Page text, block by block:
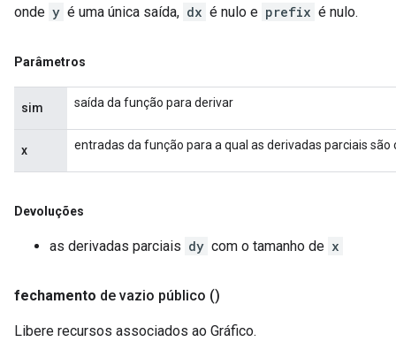
onde y é uma única saída, dx é nulo e prefix é nulo.
Parâmetros
sim saída da função para derivar
x entradas da função para a qual as derivadas parciais são
Devoluções
as derivadas parciais dy com o tamanho de x
fechamento de vazio público ()
Libere recursos associados ao Gráfico.